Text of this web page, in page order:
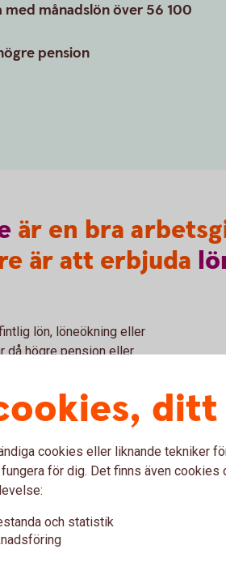
månadslön över 56 100
pension
är en bra
är att erbjuda
lön, löneökning eller
då högre pension eller
ditt
cookies eller liknande tekniker
för dig. Det finns även cookies
och statistik